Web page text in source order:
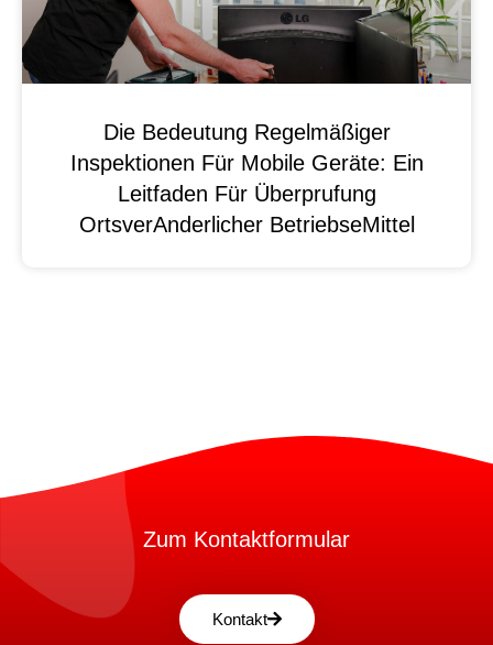
Die Bedeutung Regelmäßiger
Inspektionen Für Mobile Geräte: Ein
Leitfaden Für Überprufung
OrtsverAnderlicher BetriebseMittel
Zum Kontaktformular
Kontakt